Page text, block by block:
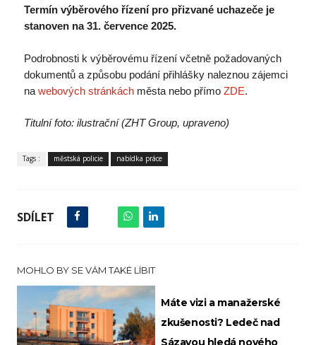
Termín výběrového řízení pro přizvané uchazeče je
stanoven na 31. července 2025.
Podrobnosti k výběrovému řízení včetně požadovaných
dokumentů a způsobu podání přihlášky naleznou zájemci
na webových stránkáchměsta nebo přímo ZDE.
Titulní foto: ilustrační (ZHT Group, upraveno)
Tags : městská policie nabídka práce
SDÍLET
MOHLO BY SE VÁM TAKÉ LÍBIT
Máte vizi a manažerské
zkušenosti? Ledeč nad
Sázavou hledá nového